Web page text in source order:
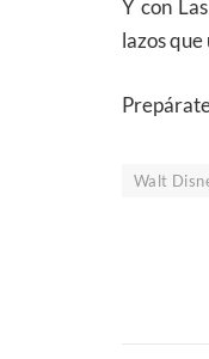
Y con
lazos
Walt